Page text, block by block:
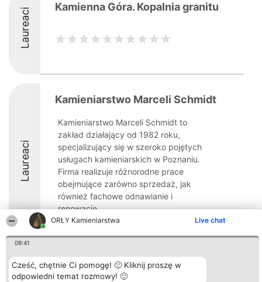
ORŁY Kamieniarstwa Live chat
09:41
Cześć, chętnie Ci pomogę! 🙂 Kliknij proszę w
odpowiedni temat rozmowy! 🙂
Laureaci Kamienna Góra. Kopalnia granitu
Laureaci
Kamieniarstwo Marceli Schmidt
Kamieniarstwo Marceli Schmidt to
zakład działający od 1982 roku,
specjalizujący się w szeroko pojętych
usługach kamieniarskich w Poznaniu.
Firma realizuje różnorodne prace
obejmujące zarówno sprzedaż, jak
również fachowe odnawianie i
renowację ...
8.5
Organizator plebiscytu
Bright Side Solutions sp. z o.
Plebiscyt
Laureaci